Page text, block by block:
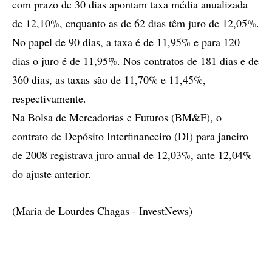
com prazo de 30 dias apontam taxa média anualizada
de 12,10%, enquanto as de 62 dias têm juro de 12,05%.
No papel de 90 dias, a taxa é de 11,95% e para 120
dias o juro é de 11,95%. Nos contratos de 181 dias e de
360 dias, as taxas são de 11,70% e 11,45%,
respectivamente.
Na Bolsa de Mercadorias e Futuros (BM&F), o
contrato de Depósito Interfinanceiro (DI) para janeiro
de 2008 registrava juro anual de 12,03%, ante 12,04%
do ajuste anterior.
(Maria de Lourdes Chagas - InvestNews)